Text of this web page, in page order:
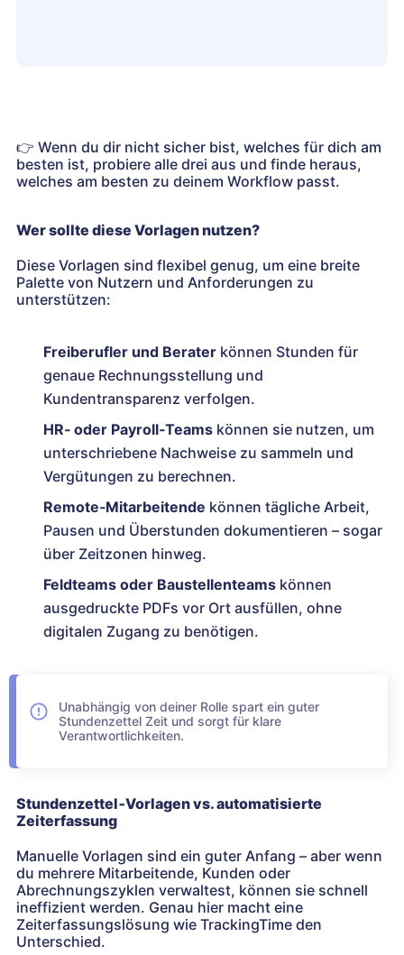
👉 Wenn du dir nicht sicher bist, welches für dich am
besten ist, probiere alle drei aus und finde heraus,
welches am besten zu deinem Workflow passt.
Wer sollte diese Vorlagen nutzen?
Diese Vorlagen sind flexibel genug, um eine breite
Palette von Nutzern und Anforderungen zu
unterstützen:
Freiberufler und Berater können Stunden für
genaue Rechnungsstellung und
Kundentransparenz verfolgen.
HR‑ oder Payroll‑Teams können sie nutzen, um
unterschriebene Nachweise zu sammeln und
Vergütungen zu berechnen.
Remote‑Mitarbeitende können tägliche Arbeit,
Pausen und Überstunden dokumentieren – sogar
über Zeitzonen hinweg.
Feldteams oder Baustellenteams können
ausgedruckte PDFs vor Ort ausfüllen, ohne
digitalen Zugang zu benötigen.
Unabhängig von deiner Rolle spart ein guter
Stundenzettel Zeit und sorgt für klare
Verantwortlichkeiten.
Stundenzettel‑Vorlagen vs. automatisierte
Zeiterfassung
Manuelle Vorlagen sind ein guter Anfang – aber wenn
du mehrere Mitarbeitende, Kunden oder
Abrechnungszyklen verwaltest, können sie schnell
ineffizient werden. Genau hier macht eine
Zeiterfassungslösung wie TrackingTime den
Unterschied.